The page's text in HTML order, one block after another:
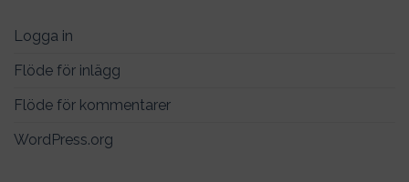
Logga in
Flöde för inlägg
Flöde för kommentarer
WordPress.org